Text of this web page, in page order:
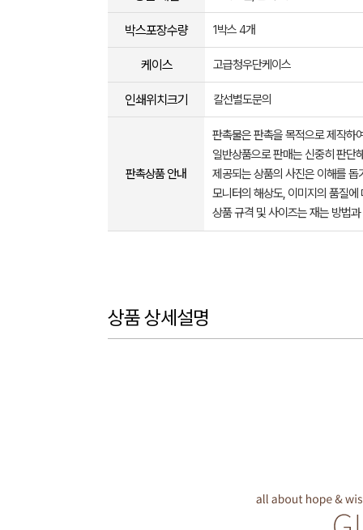
박스포장수량 1박스 4개
케이스 고급청우단케이스
인쇄위치크기 칼선별도문의
판촉상품 안내
판촉물은 판촉을 목적으로 제작하
일반상품으로 판매는 신중히 판단
제공되는 상품의 사진은 이해를
모니터의 해상도, 이미지의 품질
상품 규격 및 사이즈는 재는 방법
상품 상세설명